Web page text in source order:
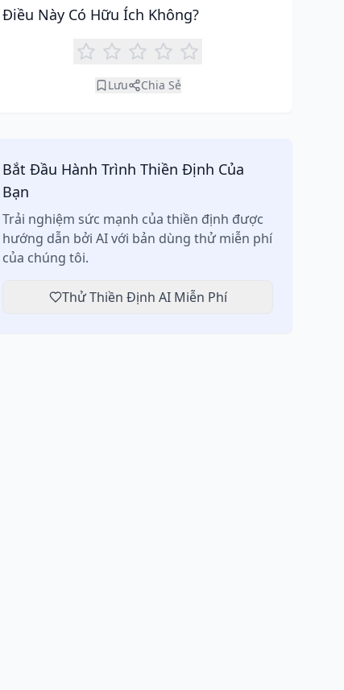
Điều Này Có Hữu Ích Không?
Lưu Chia Sẻ
Bắt Đầu Hành Trình Thiền Định Của
Bạn
Trải nghiệm sức mạnh của thiền định được
hướng dẫn bởi AI với bản dùng thử miễn phí
của chúng tôi.
Thử Thiền Định AI Miễn Phí